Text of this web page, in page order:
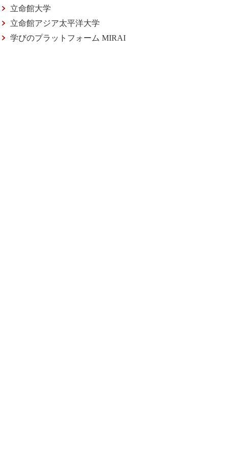
立命館大学
立命館アジア太平洋大学
学びのプラットフォーム MIRAI